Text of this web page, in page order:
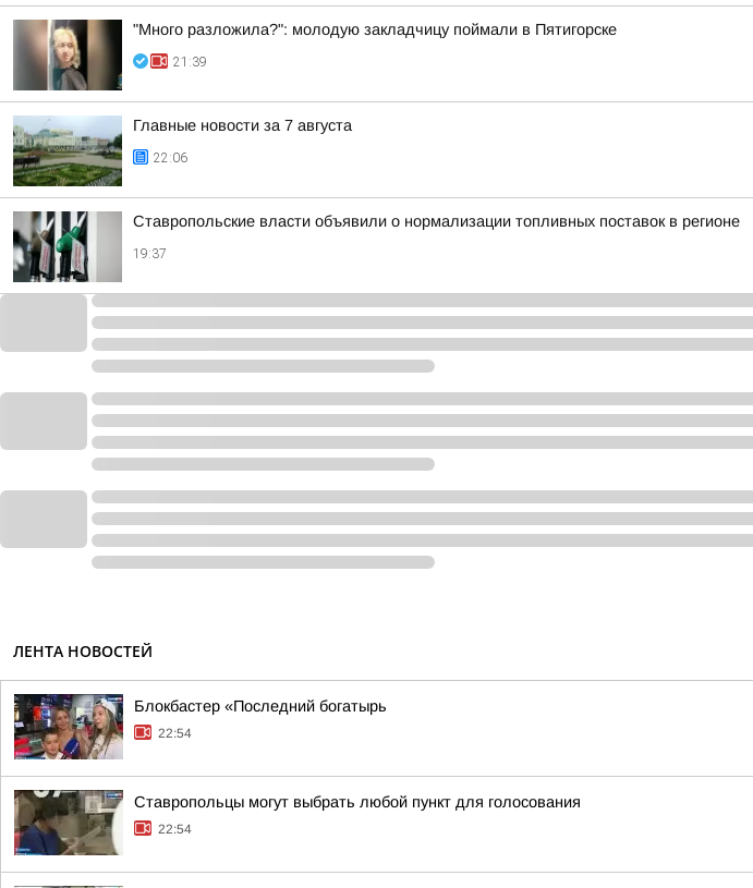
"Много разложила?": молодую закладчицу поймали в Пятигорске
21:39
Главные новости за 7 августа
22:06
Ставропольские власти объявили о нормализации топливных поставок в регионе
19:37
ЛЕНТА НОВОСТЕЙ
Блокбастер «Последний богатырь
22:54
Ставропольцы могут выбрать любой пункт для голосования
22:54